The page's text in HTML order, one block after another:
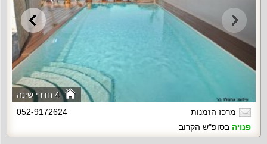
4 חדרי שינה
מרכז הזמנות
052-9172624
פנויה בסופ"ש הקרוב